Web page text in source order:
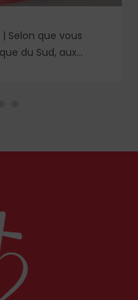
| Selon que vous
du Sud, aux
en Irlande
récemment.